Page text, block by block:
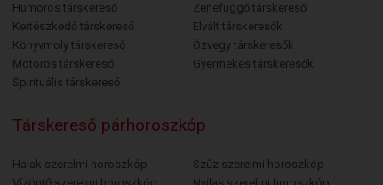
Humoros társkereső
Kertészkedő társkereső
Könyvmoly társkereső
Motoros társkereső
Spirituális társkereső
Zenefüggő társkereső
Elvált társkeresők
Özvegy társkeresők
Gyermekes társkeresők
Társkereső párhoroszkóp
Halak szerelmi horoszkóp
Szűz szerelmi horoszkóp